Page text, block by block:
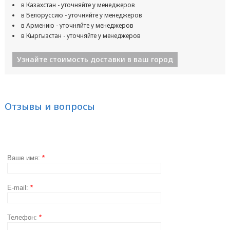
в Казахстан - уточняйте у менеджеров
в Белоруссию - уточняйте у менеджеров
в Армению - уточняйте у менеджеров
в Кыргызстан - уточняйте у менеджеров
Узнайте стоимость доставки в ваш город
Отзывы и вопросы
Ваше имя: *
E-mail: *
Телефон: *